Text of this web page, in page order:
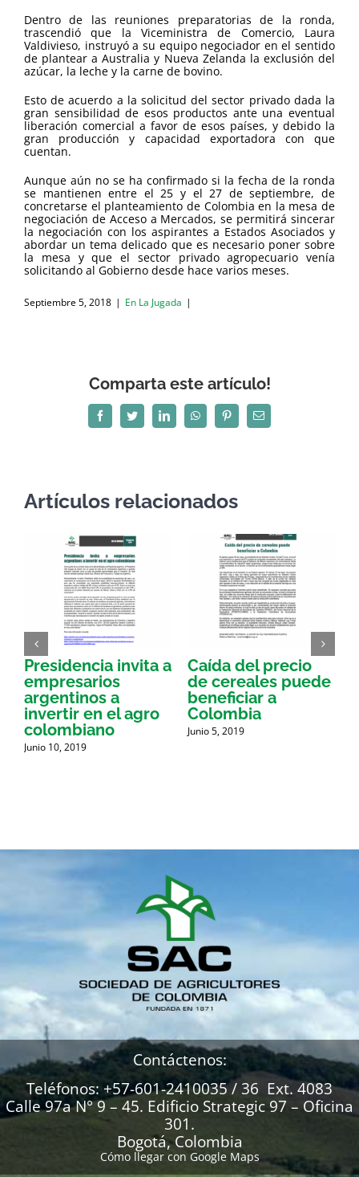
Dentro de las reuniones preparatorias de la ronda,
trascendió que la Viceministra de Comercio, Laura
Valdivieso, instruyó a su equipo negociador en el sentido
de plantear a Australia y Nueva Zelanda la exclusión del
azúcar, la leche y la carne de bovino.
Esto de acuerdo a la solicitud del sector privado dada la
gran sensibilidad de esos productos ante una eventual
liberación comercial a favor de esos países, y debido la
gran producción y capacidad exportadora con que
cuentan.
Aunque aún no se ha confirmado si la fecha de la ronda
se mantienen entre el 25 y el 27 de septiembre, de
concretarse el planteamiento de Colombia en la mesa de
negociación de Acceso a Mercados, se permitirá sincerar
la negociación con los aspirantes a Estados Asociados y
abordar un tema delicado que es necesario poner sobre
la mesa y que el sector privado agropecuario venía
solicitando al Gobierno desde hace varios meses.
Septiembre 5, 2018 | En La Jugada |
Comparta este artículo!
FacebookTwitterLinkedInWhatsAppPinterestCorreo
electrónico
Artículos relacionados
Presidencia invita a
empresarios
argentinos a
invertir en el agro
colombiano
Junio 10, 2019
Caída del precio
de cereales puede
beneficiar a
Colombia
Junio 5, 2019
Contáctenos:
Teléfonos: +57-601-2410035 / 36 Ext. 4083
Calle 97a N° 9 – 45. Edificio Strategic 97 – Oficina
301.
Bogotá, Colombia
Cómo llegar con Google Maps